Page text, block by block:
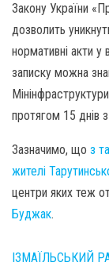
Закону України
дозволить
нормативні акти у
записку можна
протягом 15 днів з
Зазначимо, що з
жителі
центри яких теж
Буджак.
ІЗМАЇЛЬСЬКИЙ